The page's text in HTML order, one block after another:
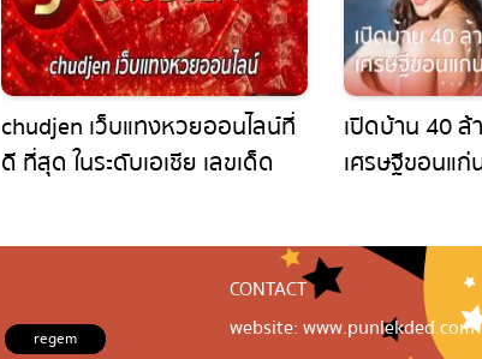
chudjen เว็บแทงหวยออนไลน์ที่
ดี ที่สุด ในระดับเอเชีย เลขเด็ด
เปิดบ้าน 40 ล้
เศรษฐีขอนแก่
regem
CONTACT
website: www.punlekded.com